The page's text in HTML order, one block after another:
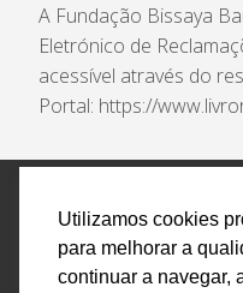
Utilizamos cookies
para melhorar a
continuar a navegar,
A Fundação Bissaya
Eletrónico de
acessível através do
Portal: https://
Política de
Encarregado de
de Reclamações